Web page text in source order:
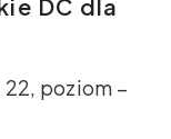
DC dla
poziom –